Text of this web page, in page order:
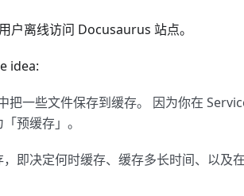
户离线访问 Docusaurus 站点。
idea:
一些文件保存到缓存。 因为你在
预缓存」。
即决定何时缓存、缓存多长时间、以及